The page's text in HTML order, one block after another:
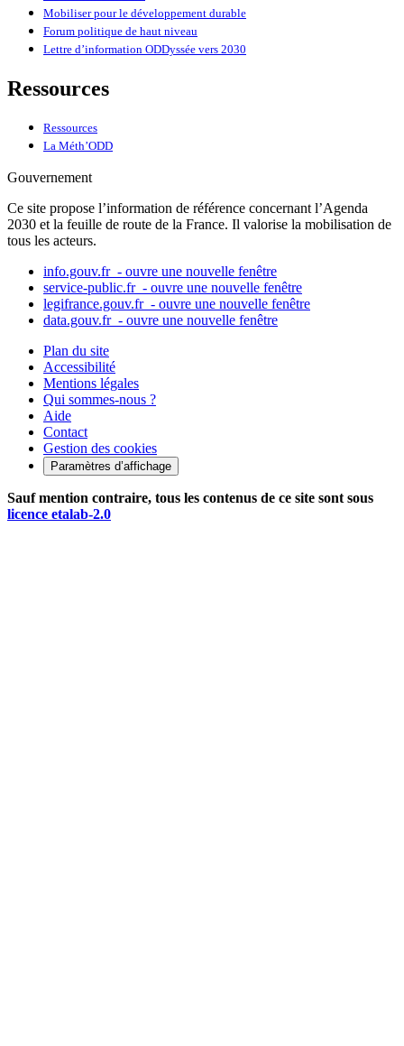
Mobiliser pour le développement durable
Forum politique de haut niveau
Lettre d’information ODDyssée vers 2030
Ressources
Ressources
La Méth’ODD
Gouvernement
Ce site propose l’information de référence concernant l’Agenda
2030 et la feuille de route de la France. Il valorise la mobilisation de
tous les acteurs.
info.gouv.fr - ouvre une nouvelle fenêtre
service-public.fr - ouvre une nouvelle fenêtre
legifrance.gouv.fr - ouvre une nouvelle fenêtre
data.gouv.fr - ouvre une nouvelle fenêtre
Plan du site
Accessibilité
Mentions légales
Qui sommes-nous ?
Aide
Contact
Gestion des cookies
Paramètres d’affichage
Sauf mention contraire, tous les contenus de ce site sont sous
licence etalab-2.0